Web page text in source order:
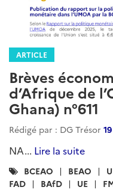
ARTICLE
Brèves
d’Afrique de
Ghana) n°611
Rédigé par : DG Trésor
NA... Lire la suite
Catégories
:
BCEAO BEAO
FAD
BAfD UE